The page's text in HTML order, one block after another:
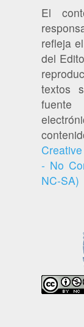
El
refleja
del
textos
- No
NC-SA)